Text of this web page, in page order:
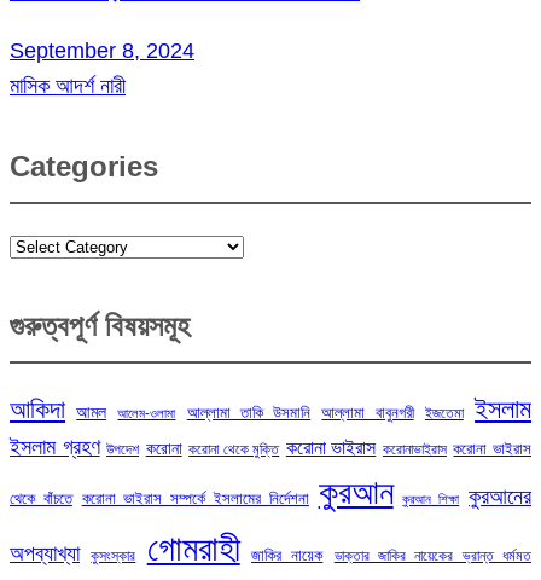
September 8, 2024
মাসিক আদর্শ নারী
Categories
Categories
গুরুত্বপূর্ণ বিষয়সমূহ
আকিদা আমল আলেম-ওলামা আল্লামা তাকি উসমানি আল্লামা বাবুনগরী ইজতেমা ইসলাম
ইসলাম গ্রহণ উপদেশ করোনা করোনা থেকে মুক্তি করোনা ভাইরাস করোনাভাইরাস করোনা ভাইরাস
থেকে বাঁচতে করোনা ভাইরাস সম্পর্কে ইসলামের নির্দেশনা কুরআন কুরআন শিক্ষা কুরআনের
অপব্যাখ্যা কুসংস্কার গোমরাহী জাকির নায়েক ডাক্তার জাকির নায়েকের ভ্রান্ত ধর্মমত